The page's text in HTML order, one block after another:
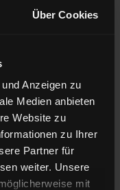
Über Cookies
Anzeigen zu
Medien anbieten
Website zu
zu Ihrer
Partner für
weiter. Unsere
mit
& Co. KG